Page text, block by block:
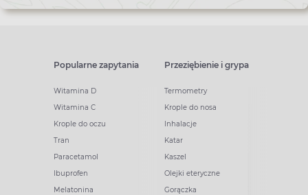
Popularne zapytania
Witamina D
Witamina C
Krople do oczu
Tran
Paracetamol
Ibuprofen
Melatonina
Przeziębienie i grypa
Termometry
Krople do nosa
Inhalacje
Katar
Kaszel
Olejki eteryczne
Gorączka